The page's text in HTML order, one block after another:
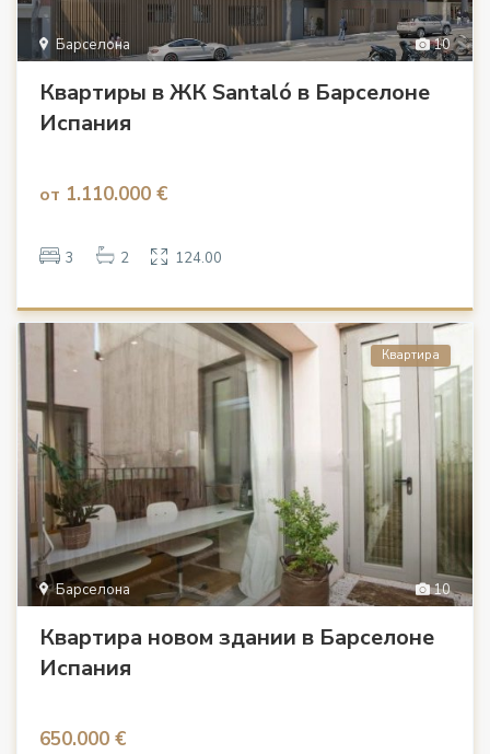
10
Барселона
Квартиры в ЖК Santaló в Барселоне
Испания
от 1.110.000 €
3 2 124.00
10
Барселона
Квартира
Квартира новом здании в Барселоне
Испания
650.000 €